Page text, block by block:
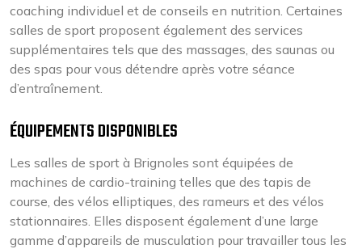
coaching individuel et de conseils en nutrition. Certaines
salles de sport proposent également des services
supplémentaires tels que des massages, des saunas ou
des spas pour vous détendre après votre séance
d’entraînement.
ÉQUIPEMENTS DISPONIBLES
Les salles de sport à Brignoles sont équipées de
machines de cardio-training telles que des tapis de
course, des vélos elliptiques, des rameurs et des vélos
stationnaires. Elles disposent également d’une large
gamme d’appareils de musculation pour travailler tous les